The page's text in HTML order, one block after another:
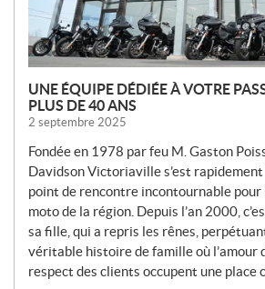
UNE ÉQUIPE DÉDIÉE À VOTRE
PLUS DE 40 ANS
2 septembre 2025
Fondée en 1978 par feu M. Gaston
Davidson Victoriaville s’est rapidement
point de rencontre incontournable pour
moto de la région. Depuis l’an 2000,
sa fille, qui a repris les rênes,
véritable histoire de famille où l’amour
respect des clients occupent une place